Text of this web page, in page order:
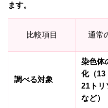
ます。
比較項目 通常
調べる対象
染色体
化（13
21トリ
など）